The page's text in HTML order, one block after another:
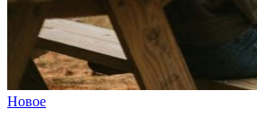
Новое